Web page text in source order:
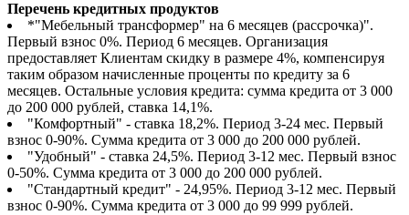
Перечень кредитных продуктов
*"Мебельный трансформер" на 6 месяцев (рассрочка)".
Первый взнос 0%. Период 6 месяцев. Организация
предоставляет Клиентам скидку в размере 4%, компенсируя
таким образом начисленные проценты по кредиту за 6
месяцев. Остальные условия кредита: сумма кредита от 3 000
до 200 000 рублей, ставка 14,1%.
"Комфортный" - ставка 18,2%. Период 3-24 мес. Первый
взнос 0-90%. Сумма кредита от 3 000 до 200 000 рублей.
"Удобный" - ставка 24,5%. Период 3-12 мес. Первый взнос
0-50%. Сумма кредита от 3 000 до 200 000 рублей.
"Стандартный кредит" - 24,95%. Период 3-12 мес. Первый
взнос 0-90%. Сумма кредита от 3 000 до 99 999 рублей.